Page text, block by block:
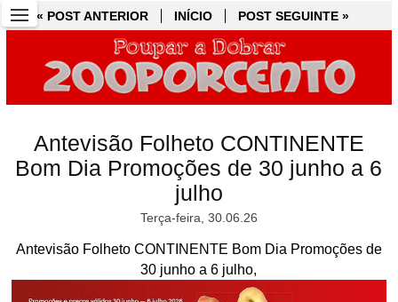
« POST ANTERIOR INÍCIO POST SEGUINTE »
Antevisão Folheto CONTINENTE
Bom Dia Promoções de 30 junho a 6
julho
Terça-feira, 30.06.26
Antevisão Folheto CONTINENTE Bom Dia Promoções de
30 junho a 6 julho,
« POST ANTERIOR INÍCIO POST SEGUINTE »